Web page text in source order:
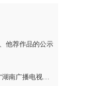
他荐作品的公示
韶山市融媒体中心2025年度“湖南广播电视奖”县融专项奖参评作品公示